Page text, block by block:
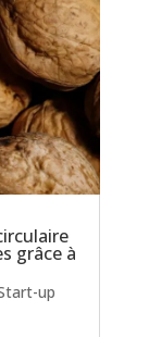
grâce à
up